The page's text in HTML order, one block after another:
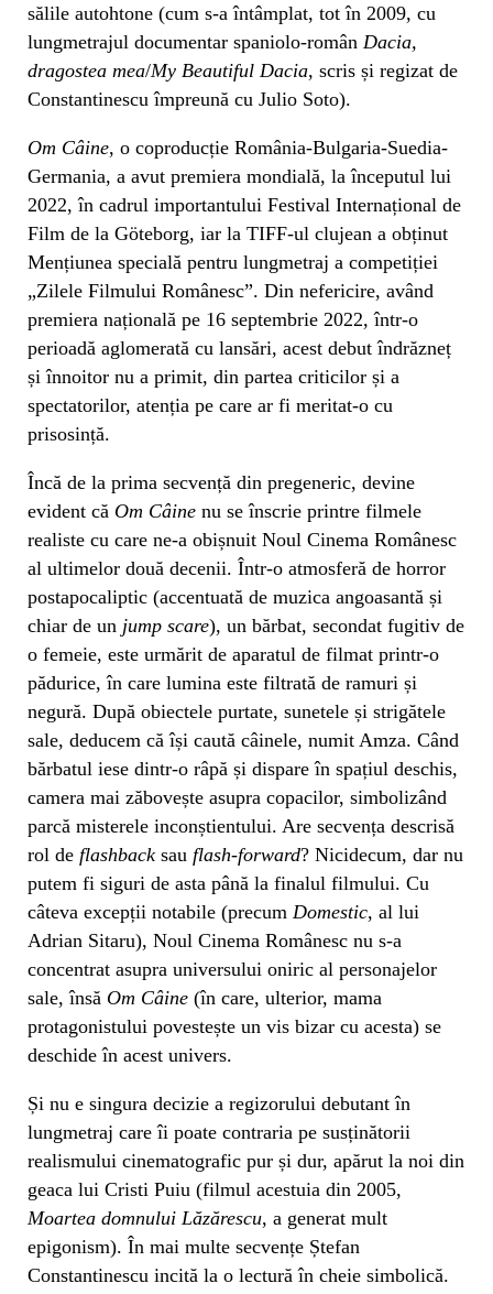
sălile autohtone (cum s-a întâmplat, tot în 2009, cu
lungmetrajul documentar spaniolo-român Dacia,
dragostea mea/My Beautiful Dacia, scris și regizat de
Constantinescu împreună cu Julio Soto).
Om Câine, o coproducție România-Bulgaria-Suedia-
Germania, a avut premiera mondială, la începutul lui
2022, în cadrul importantului Festival Internațional de
Film de la Göteborg, iar la TIFF-ul clujean a obținut
Mențiunea specială pentru lungmetraj a competiției
„Zilele Filmului Românesc”. Din nefericire, având
premiera națională pe 16 septembrie 2022, într-o
perioadă aglomerată cu lansări, acest debut îndrăzneț
și înnoitor nu a primit, din partea criticilor și a
spectatorilor, atenția pe care ar fi meritat-o cu
prisosință.
Încă de la prima secvență din pregeneric, devine
evident că Om Câine nu se înscrie printre filmele
realiste cu care ne-a obișnuit Noul Cinema Românesc
al ultimelor două decenii. Într-o atmosferă de horror
postapocaliptic (accentuată de muzica angoasantă și
chiar de un jump scare), un bărbat, secondat fugitiv de
o femeie, este urmărit de aparatul de filmat printr-o
pădurice, în care lumina este filtrată de ramuri și
negură. După obiectele purtate, sunetele și strigătele
sale, deducem că își caută câinele, numit Amza. Când
bărbatul iese dintr-o râpă și dispare în spațiul deschis,
camera mai zăbovește asupra copacilor, simbolizând
parcă misterele inconștientului. Are secvența descrisă
rol de flashback sau flash-forward? Nicidecum, dar nu
putem fi siguri de asta până la finalul filmului. Cu
câteva excepții notabile (precum Domestic, al lui
Adrian Sitaru), Noul Cinema Românesc nu s-a
concentrat asupra universului oniric al personajelor
sale, însă Om Câine (în care, ulterior, mama
protagonistului povestește un vis bizar cu acesta) se
deschide în acest univers.
Și nu e singura decizie a regizorului debutant în
lungmetraj care îi poate contraria pe susținătorii
realismului cinematografic pur și dur, apărut la noi din
geaca lui Cristi Puiu (filmul acestuia din 2005,
Moartea domnului Lăzărescu, a generat mult
epigonism). În mai multe secvențe Ștefan
Constantinescu incită la o lectură în cheie simbolică.